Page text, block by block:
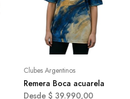
Clubes Argentinos
Remera Boca acuarela
Desde $ 39.990,00